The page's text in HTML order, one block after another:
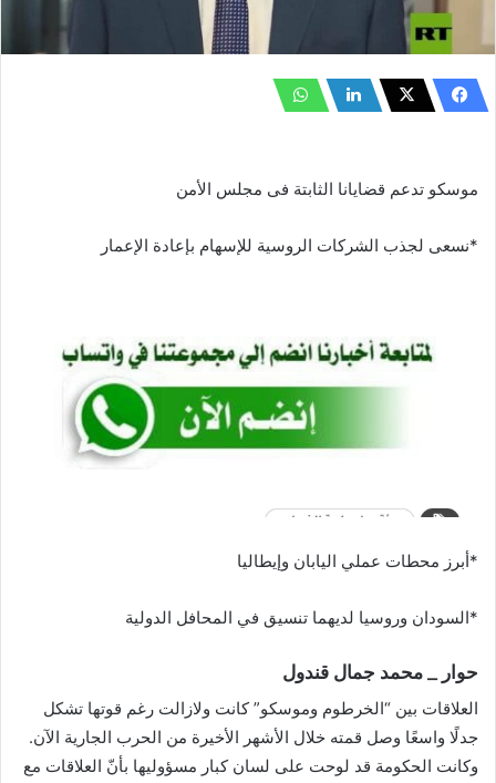
موسكو تدعم قضايانا الثابتة فى مجلس الأمن
*نسعى لجذب الشركات الروسية للإسهام بإعادة الإعمار
*أبرز محطات عملي اليابان وإيطاليا
*السودان وروسيا لديهما تنسيق في المحافل الدولية
حوار _ محمد جمال قندول
العلاقات بين “الخرطوم وموسكو” كانت ولازالت رغم قوتها تشكل
جدلًا واسعًا وصل قمته خلال الأشهر الأخيرة من الحرب الجارية الآن.
وكانت الحكومة قد لوحت على لسان كبار مسؤوليها بأنّ العلاقات مع